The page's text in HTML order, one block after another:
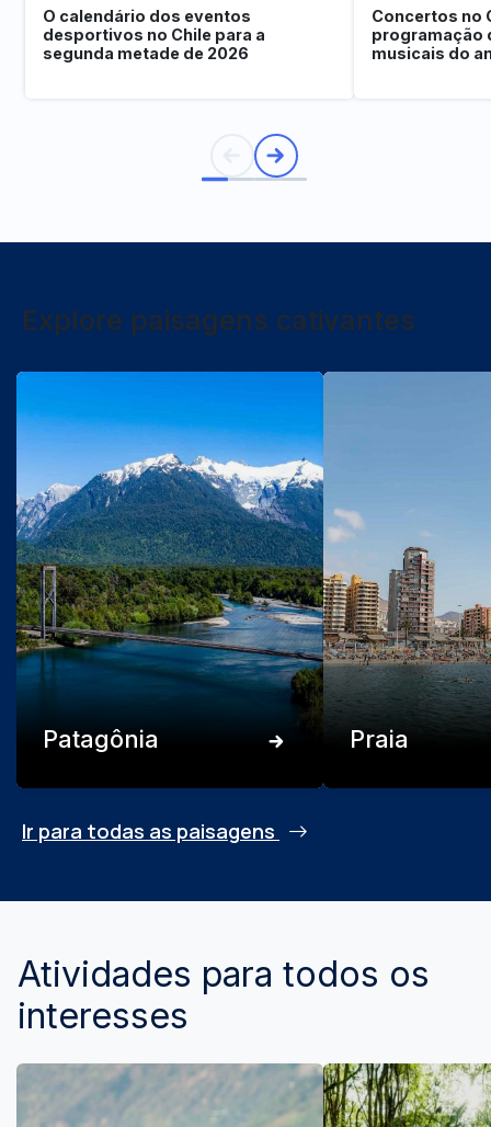
O calendário dos eventos
desportivos no Chile para a
segunda metade de 2026
Concertos no
programação
musicais do
Explore paisagens cativantes
Patagônia Praia
Ir para todas as paisagens
Atividades para todos os
interesses